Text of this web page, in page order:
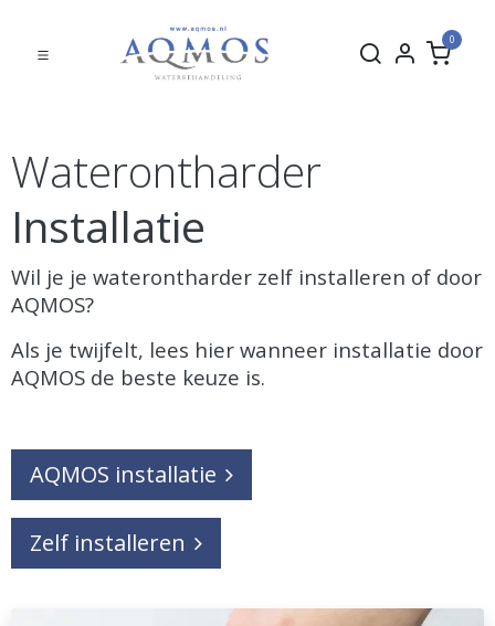
0
Waterontharder
Installatie
Wil je je waterontharder zelf installeren of door
AQMOS?
Als je twijfelt, lees hier wanneer installatie door
AQMOS de beste keuze is.
AQMOS installatie
Zelf installeren